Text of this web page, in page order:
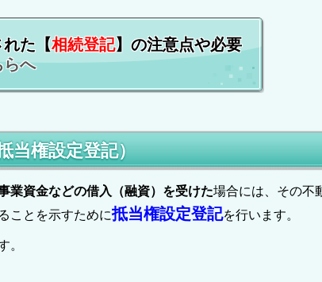
れた【相続登記】の注意点や必要
へ
当権設定登記）
業資金などの借入（融資）を受けた場合には、その不
ことを示すために抵当権設定登記を行います。
。